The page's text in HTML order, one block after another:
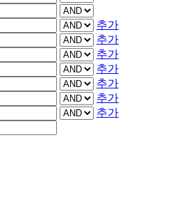
추가
추가
추가
추가
추가
추가
추가